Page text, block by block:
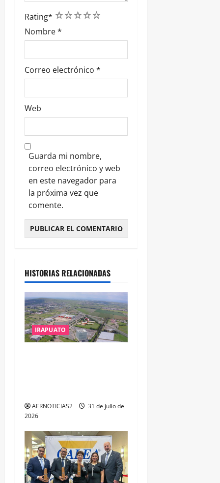
Rating* 5
4
3
2
1
Nombre*
Correo electrónico *
Web
Guarda mi nombre,
correo electrónico y web
en este navegador para
la próxima vez que
comente.
HISTORIAS RELACIONADAS
IRAPUATO
AERNOTICIAS2
31 de julio de
2026